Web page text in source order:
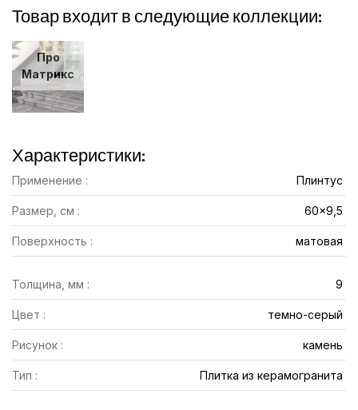
Товар входит в следующие коллекции:
Про
Матрикс
Характеристики:
Применение : Плинтус
Размер, см : 60x9,5
Поверхность : матовая
Толщина, мм : 9
Цвет : темно-серый
Рисунок : камень
Тип : Плитка из керамогранита